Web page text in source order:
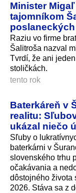
Minister
tajomníkom
Raziu vo firme
Šalitroša nazval
Tvrdí, že ani
stoličkách.
tento rok
Baterkáreň v
realitu:
ukázal niečo
Sľuby o
baterkárni v
slovenského trhu
očakávania a
dôstojného života
2026. Stáva sa z